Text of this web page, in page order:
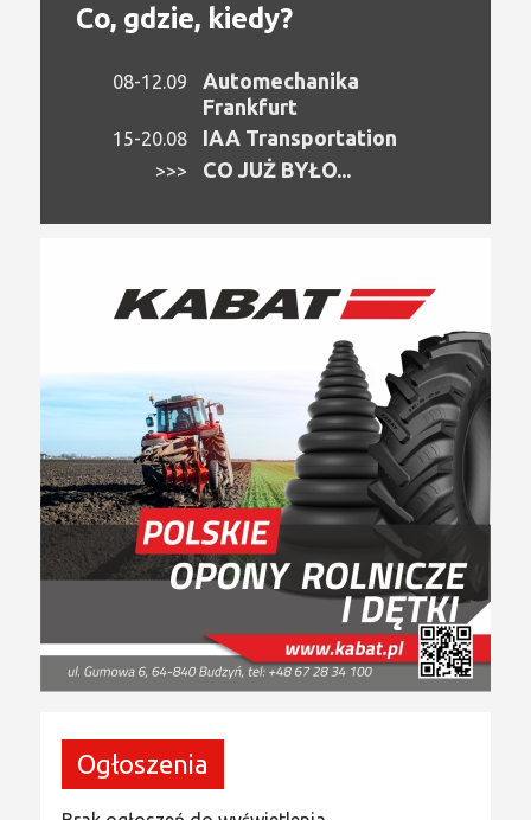
Co, gdzie, kiedy?
08-12.09
Automechanika
Frankfurt
15-20.08 IAA Transportation
>>> CO JUŻ BYŁO...
Ogłoszenia